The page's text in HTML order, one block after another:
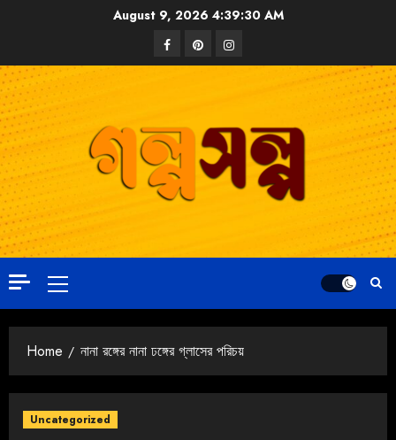
August 9, 20264:39:31 AM
Home নানা রঙ্গের নানা ঢঙ্গের গ্লাসের পরিচয়
Uncategorized